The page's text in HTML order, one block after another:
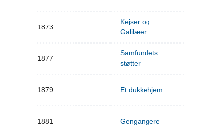
1873
Kejser og
Galilæer
1877
Samfundets
støtter
1879 Et dukkehjem
1881 Gengangere